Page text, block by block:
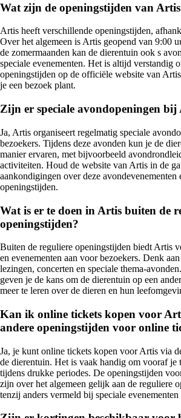
Wat zijn de openingstijden van
Artis heeft verschillende openingstijden,
Over het algemeen is Artis geopend van 9:00
de zomermaanden kan de dierentuin ook s
speciale evenementen. Het is altijd verstandig
openingstijden op de officiële website van
je een bezoek plant.
Zijn er speciale avondopeningen bij
Ja, Artis organiseert regelmatig speciale
bezoekers. Tijdens deze avonden kun je de
manier ervaren, met bijvoorbeeld
activiteiten. Houd de website van Artis in de
aankondigingen over deze avondevenementen
openingstijden.
Wat is er te doen in Artis buiten de
openingstijden?
Buiten de reguliere openingstijden biedt Artis
en evenementen aan voor bezoekers. Denk
lezingen, concerten en speciale thema-
geven je de kans om de dierentuin op een
meer te leren over de dieren en hun
Kan ik online tickets kopen voor
andere openingstijden voor online
Ja, je kunt online tickets kopen voor Artis via
de dierentuin. Het is vaak handig om vooraf je
tijdens drukke periodes. De openingstijden
zijn over het algemeen gelijk aan de reguliere
tenzij anders vermeld bij speciale